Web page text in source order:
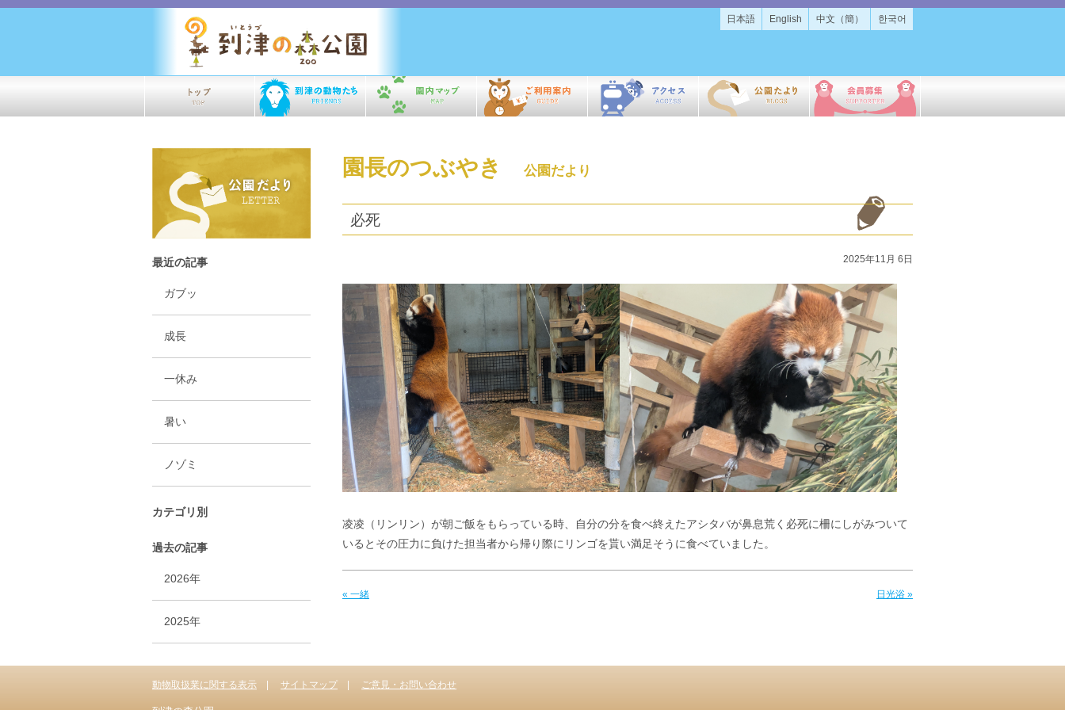
日本語 English 中文（簡） 한국어
園長のつぶやき 公園だより
必死
2025年11月 6日
凌凌（リンリン）が朝ご飯をもらっている時、自分の分を食べ終えたアシタバが鼻息荒く必死に柵にしがみついて
いるとその圧力に負けた担当者から帰り際にリンゴを貰い満足そうに食べていました。
« 一緒 日光浴 »
最近の記事
ガブッ
成長
一休み
暑い
ノゾミ
カテゴリ別
過去の記事
2026年
2025年
動物取扱業に関する表示 サイトマップ ご意見・お問い合わせ